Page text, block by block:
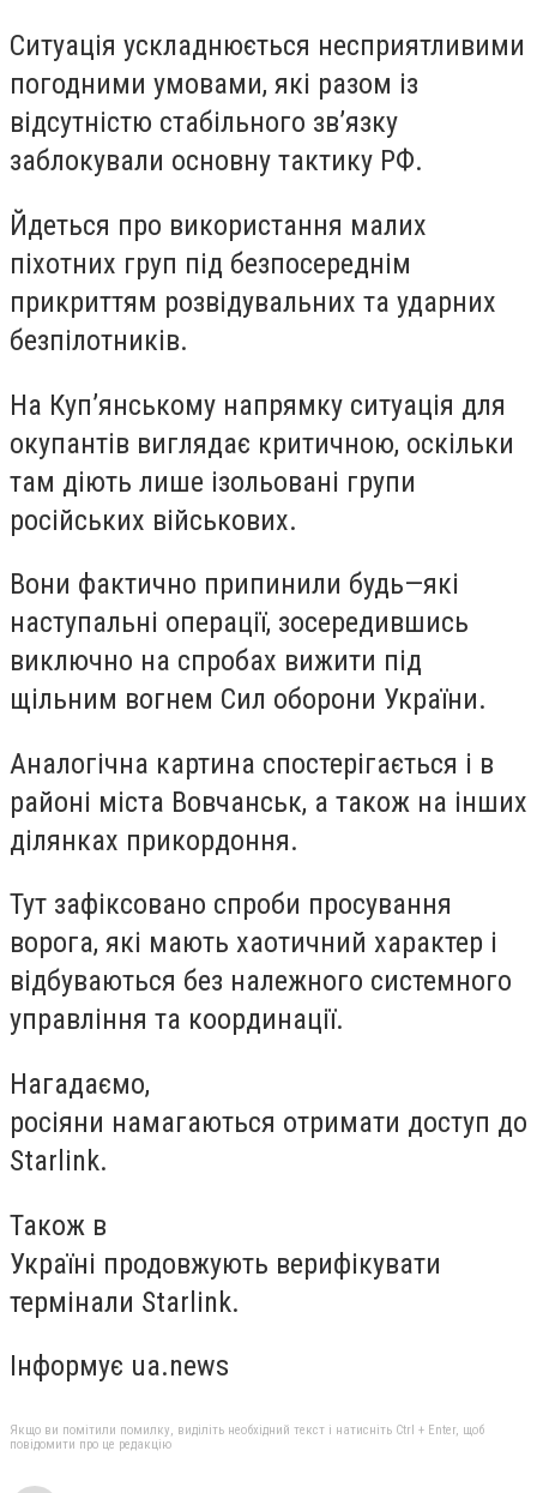
Ситуація ускладнюється несприятливими
погодними умовами, які разом із
відсутністю стабільного зв’язку
заблокували основну тактику РФ.
Йдеться про використання малих
піхотних груп під безпосереднім
прикриттям розвідувальних та ударних
безпілотників.
На Куп’янському напрямку ситуація для
окупантів виглядає критичною, оскільки
там діють лише ізольовані групи
російських військових.
Вони фактично припинили будь—які
наступальні операції, зосередившись
виключно на спробах вижити під
щільним вогнем Сил оборони України.
Аналогічна картина спостерігається і в
районі міста Вовчанськ, а також на інших
ділянках прикордоння.
Тут зафіксовано спроби просування
ворога, які мають хаотичний характер і
відбуваються без належного системного
управління та координації.
Нагадаємо,
росіяни намагаються отримати доступ до
Starlink.
Також в
Україні продовжують верифікувати
термінали Starlink.
Інформує ua.news
Якщо ви помітили помилку, виділіть необхідний текст і натисніть Ctrl + Enter, щоб
повідомити про це редакцію